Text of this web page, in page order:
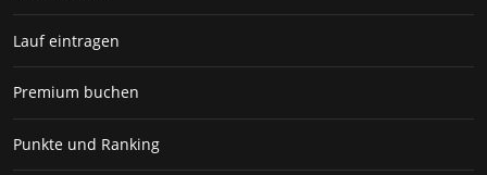
Lauf eintragen
Premium buchen
Punkte und Ranking